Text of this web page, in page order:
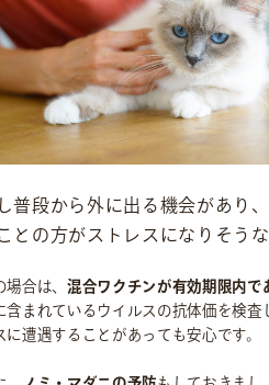
dog
cat
普段から外に出る機会があり
との方がストレスになりそう
場合は、混合ワクチンが有効期限内
含まれているウイルスの抗体価を検
に遭遇することがあっても安心です。